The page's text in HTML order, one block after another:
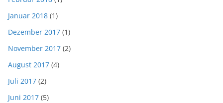
Januar 2018 (1)
Dezember 2017 (1)
November 2017 (2)
August 2017 (4)
Juli 2017 (2)
Juni 2017 (5)